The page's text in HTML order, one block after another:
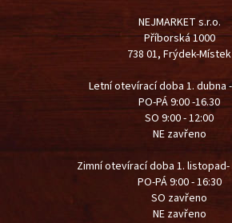
NEJMARKET s.r.o.
Příborská 1000
738 01, Frýdek-Místek
Letní otevírací doba 1. dubna
PO-PÁ 9:00 -16.30
SO 9:00 - 12:00
NE zavřeno
Zimní otevírací doba 1. listopad-
PO-PÁ 9:00 - 16:30
SO zavřeno
NE zavřeno